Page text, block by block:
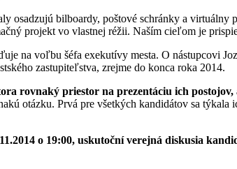
osadzujú bilboardy, poštové schránky a
projekt vo vlastnej réžii. Naším cieľom je
na voľbu šéfa exekutívy mesta. O nástupcovi
zastupiteľstva, zrejme do konca roka 2014.
rovnaký priestor na prezentáciu ich
otázku. Prvá pre všetkých kandidátov sa
o 19:00, uskutoční verejná diskusia